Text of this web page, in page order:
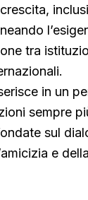
tra
in un
sempre
sul
e